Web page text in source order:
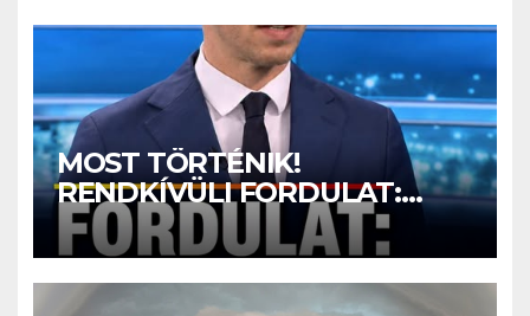
MOST TÖRTÉNIK!
RENDKÍVÜLI FORDULAT:
Magyar Péter nagyon jó hírt
jelentett be! – ERRE várt az
egész ország: